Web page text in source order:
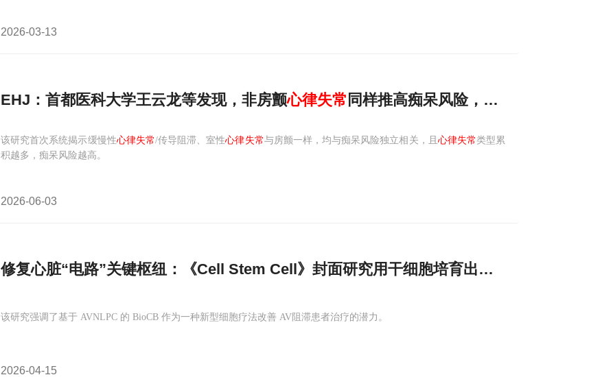
2026-03-13
EHJ：首都医科大学王云龙等发现，非房颤心律失常 同样推高痴呆风险，累积暴露呈剂
该研究首次系统揭示缓慢性心律失常/传导阻滞、室性心律失常与房颤一样，均与痴呆风险独立相关，且 心律失常 类型累
积越多，痴呆风险越高。
2026-06-03
修复心脏“电路”关键枢纽：《Cell Stem Cell》封面研究用干细胞培育出房室结，为致命
该研究强调了基于 AVNLPC 的 BioCB 作为一种新型细胞疗法改善 AV阻滞患者治疗的潜力。
2026-04-15